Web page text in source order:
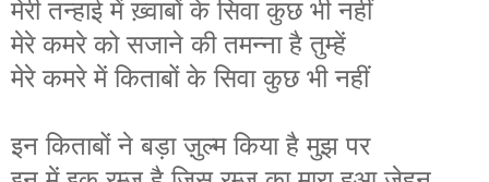
मेरी तन्हाई में ख़्वाबों के सिवा कुछ भी नहीं
मेरे कमरे को सजाने की तमन्ना है तुम्हें
मेरे कमरे में किताबों के सिवा कुछ भी नहीं
इन किताबों ने बड़ा ज़ुल्म किया है मुझ पर